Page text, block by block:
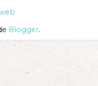
Blogger.